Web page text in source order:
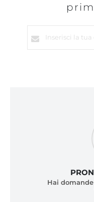
alla
Hai